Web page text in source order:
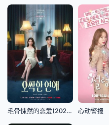
毛骨悚然的恋爱(2026) 心动警报